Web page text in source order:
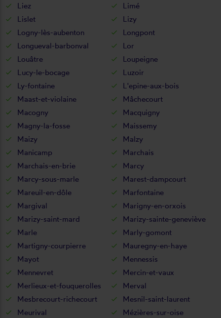
Liez
Limé
Lislet
Lizy
Logny-lès-aubenton
Longpont
Longueval-barbonval
Lor
Louâtre
Loupeigne
Lucy-le-bocage
Luzoir
Ly-fontaine
L'epine-aux-bois
Maast-et-violaine
Mâchecourt
Macogny
Macquigny
Magny-la-fosse
Maissemy
Maizy
Malzy
Manicamp
Marchais
Marchais-en-brie
Marcy
Marcy-sous-marle
Marest-dampcourt
Mareuil-en-dôle
Marfontaine
Margival
Marigny-en-orxois
Marizy-saint-mard
Marizy-sainte-geneviève
Marle
Marly-gomont
Martigny-courpierre
Mauregny-en-haye
Mayot
Mennessis
Mennevret
Mercin-et-vaux
Merlieux-et-fouquerolles
Merval
Mesbrecourt-richecourt
Mesnil-saint-laurent
Meurival
Mézières-sur-oise